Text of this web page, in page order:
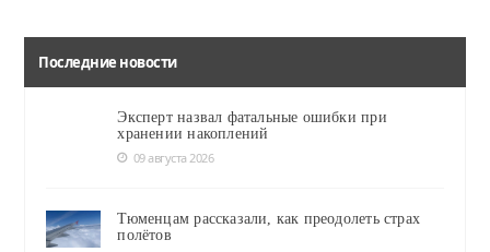
Последние новости
Эксперт назвал фатальные ошибки при
хранении накоплений
09 августа 2026
Тюменцам рассказали, как преодолеть страх
полётов